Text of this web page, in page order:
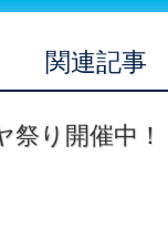
関連記事
祭り開催中！